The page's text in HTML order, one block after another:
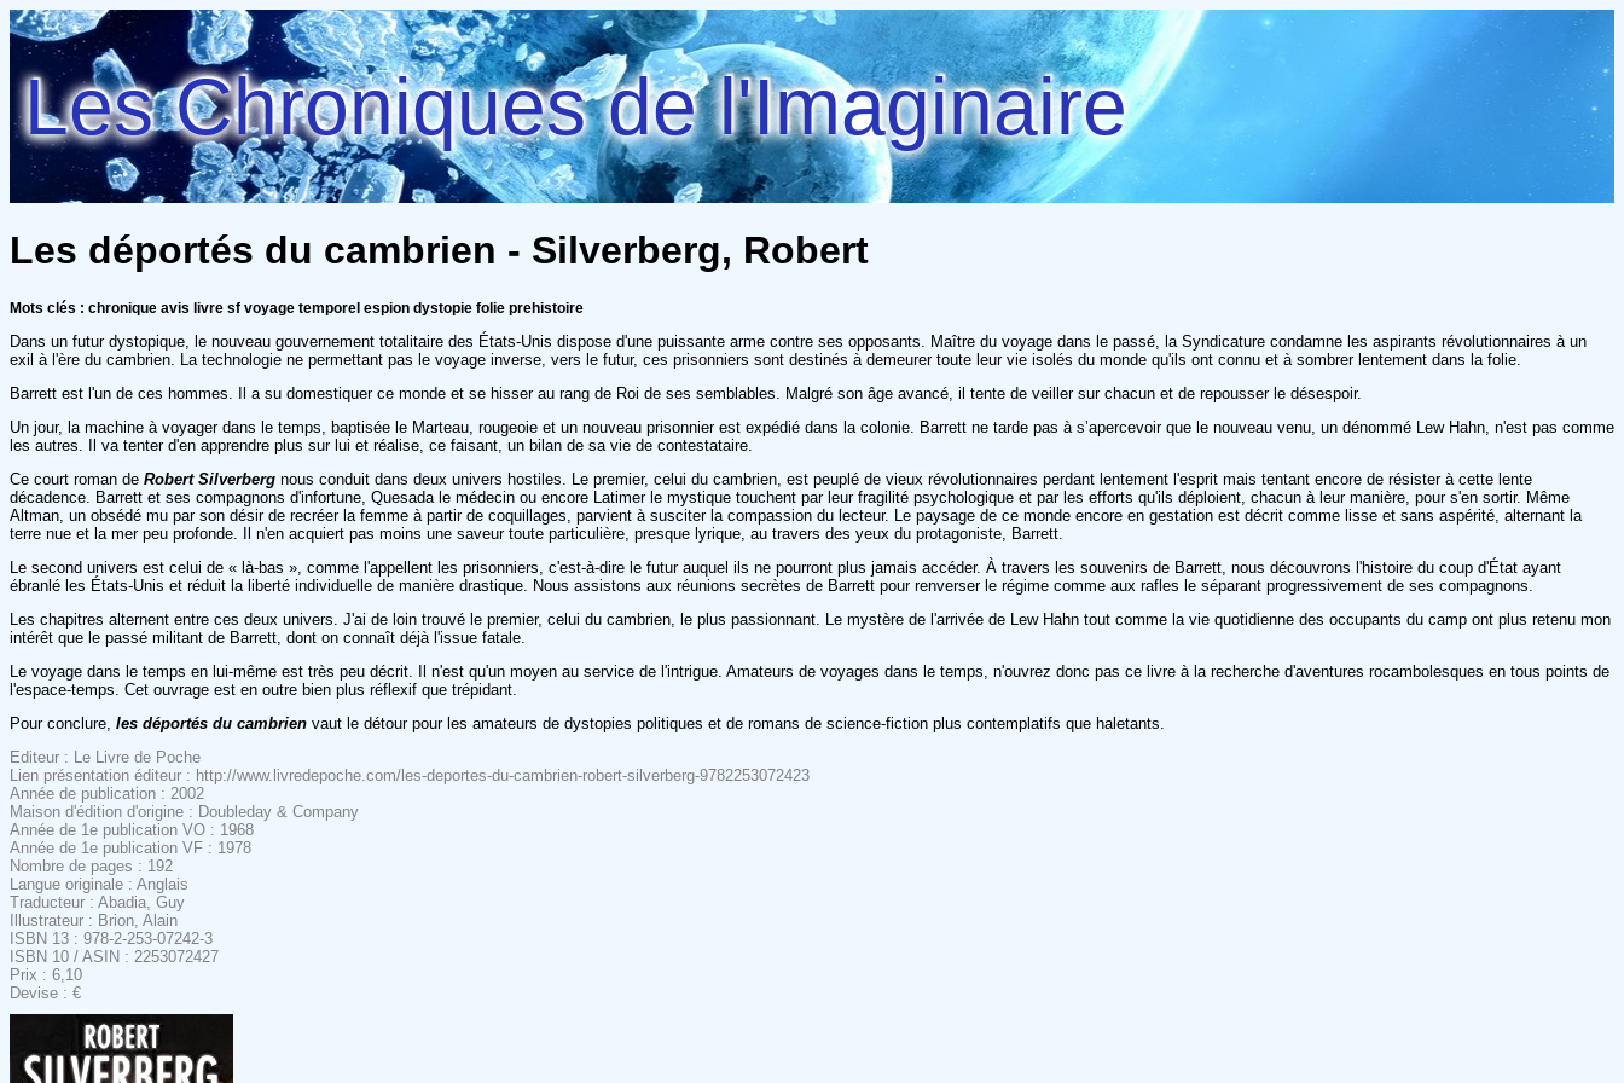
Les Chroniques de l'Imaginaire
Les déportés du cambrien - Silverberg, Robert
Mots clés : chronique avis livre sf voyage temporel espion dystopie folie prehistoire
Dans un futur dystopique, le nouveau gouvernement totalitaire des États-Unis dispose d'une puissante arme contre ses opposants. Maître du voyage dans le passé, la Syndicature condamne les aspirants révolutionnaires à un
exil à l'ère du cambrien. La technologie ne permettant pas le voyage inverse, vers le futur, ces prisonniers sont destinés à demeurer toute leur vie isolés du monde qu'ils ont connu et à sombrer lentement dans la folie.
Barrett est l'un de ces hommes. Il a su domestiquer ce monde et se hisser au rang de Roi de ses semblables. Malgré son âge avancé, il tente de veiller sur chacun et de repousser le désespoir.
Un jour, la machine à voyager dans le temps, baptisée le Marteau, rougeoie et un nouveau prisonnier est expédié dans la colonie. Barrett ne tarde pas à s’apercevoir que le nouveau venu, un dénommé Lew Hahn, n'est pas comme
les autres. Il va tenter d'en apprendre plus sur lui et réalise, ce faisant, un bilan de sa vie de contestataire.
Ce court roman de Robert Silverberg nous conduit dans deux univers hostiles. Le premier, celui du cambrien, est peuplé de vieux révolutionnaires perdant lentement l'esprit mais tentant encore de résister à cette lente
décadence. Barrett et ses compagnons d'infortune, Quesada le médecin ou encore Latimer le mystique touchent par leur fragilité psychologique et par les efforts qu'ils déploient, chacun à leur manière, pour s'en sortir. Même
Altman, un obsédé mu par son désir de recréer la femme à partir de coquillages, parvient à susciter la compassion du lecteur. Le paysage de ce monde encore en gestation est décrit comme lisse et sans aspérité, alternant la
terre nue et la mer peu profonde. Il n'en acquiert pas moins une saveur toute particulière, presque lyrique, au travers des yeux du protagoniste, Barrett.
Le second univers est celui de « là-bas », comme l'appellent les prisonniers, c'est-à-dire le futur auquel ils ne pourront plus jamais accéder. À travers les souvenirs de Barrett, nous découvrons l'histoire du coup d'État ayant
ébranlé les États-Unis et réduit la liberté individuelle de manière drastique. Nous assistons aux réunions secrètes de Barrett pour renverser le régime comme aux rafles le séparant progressivement de ses compagnons.
Les chapitres alternent entre ces deux univers. J'ai de loin trouvé le premier, celui du cambrien, le plus passionnant. Le mystère de l'arrivée de Lew Hahn tout comme la vie quotidienne des occupants du camp ont plus retenu mon
intérêt que le passé militant de Barrett, dont on connaît déjà l'issue fatale.
Le voyage dans le temps en lui-même est très peu décrit. Il n'est qu'un moyen au service de l'intrigue. Amateurs de voyages dans le temps, n'ouvrez donc pas ce livre à la recherche d'aventures rocambolesques en tous points de
l'espace-temps. Cet ouvrage est en outre bien plus réflexif que trépidant.
Pour conclure, les déportés du cambrien vaut le détour pour les amateurs de dystopies politiques et de romans de science-fiction plus contemplatifs que haletants.
Editeur : Le Livre de Poche
Lien présentation éditeur : http://www.livredepoche.com/les-deportes-du-cambrien-robert-silverberg-9782253072423
Année de publication : 2002
Maison d'édition d'origine : Doubleday & Company
Année de 1e publication VO : 1968
Année de 1e publication VF : 1978
Nombre de pages : 192
Langue originale : Anglais
Traducteur : Abadia, Guy
Illustrateur : Brion, Alain
ISBN 13 : 978-2-253-07242-3
ISBN 10 / ASIN : 2253072427
Prix : 6,10
Devise : €